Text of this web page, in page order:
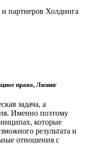
партнеров Холдинга
право, Лизинг
задача, а
Именно поэтому
которые
результата и
отношения с